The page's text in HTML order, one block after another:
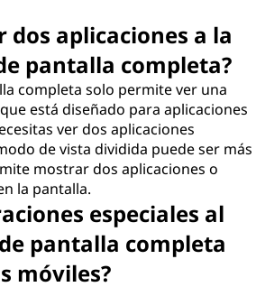
dos aplicaciones a la
pantalla completa?
completa solo permite ver una
está diseñado para aplicaciones
ver dos aplicaciones
de vista dividida puede ser más
mostrar dos aplicaciones o
la pantalla.
especiales al
pantalla completa
móviles?